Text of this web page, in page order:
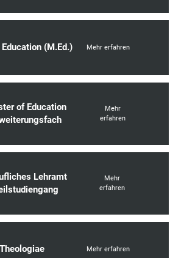
(M.Ed.) Mehr erfahren
of Education
Mehr
erfahren
Lehramt
Mehr
erfahren
Mehr erfahren